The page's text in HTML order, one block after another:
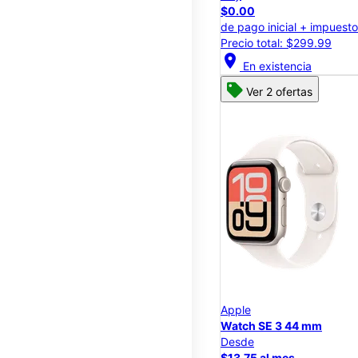
$0.00
de pago inicial +
Precio total: $299.99
location_on En existencia
Ver 2 ofertas
Apple
Watch SE 3 44 mm
Desde